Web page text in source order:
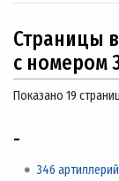
Страницы
с номером
Показано 19
-
346